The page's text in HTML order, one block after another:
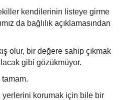
kendilerinin listeye girme
da bağlılık açıklamasından
olur, bir değere sahip çıkmak
gibi gözükmüyor.
tamam.
korumak için bile bir